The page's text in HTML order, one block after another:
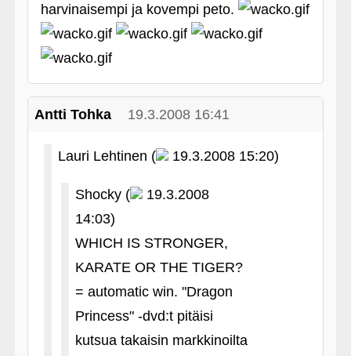
harvinaisempi ja kovempi peto.
Antti Tohka 19.3.2008 16:41
Lauri Lehtinen ( 19.3.2008 15:20)
Shocky (
19.3.2008
14:03)
WHICH IS STRONGER,
KARATE OR THE TIGER?
= automatic win. "Dragon
Princess" ‑dvd:t pitäisi
kutsua takaisin markkinoilta